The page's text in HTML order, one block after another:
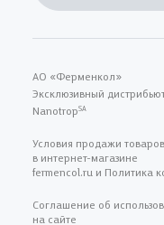
АО «Ферменкол»
Эксклюзивный
NanotropSA
Условия продажи товаров
в интернет-магазине
fermencol.ru и Политика
Соглашение об
на сайте